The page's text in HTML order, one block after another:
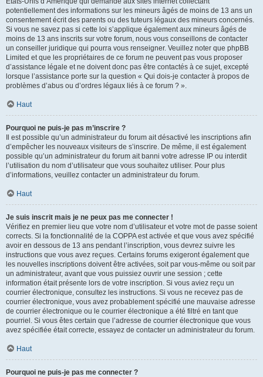
potentiellement des informations sur les mineurs âgés de moins de 13 ans un
consentement écrit des parents ou des tuteurs légaux des mineurs concernés.
Si vous ne savez pas si cette loi s’applique également aux mineurs âgés de
moins de 13 ans inscrits sur votre forum, nous vous conseillons de contacter
un conseiller juridique qui pourra vous renseigner. Veuillez noter que phpBB
Limited et que les propriétaires de ce forum ne peuvent pas vous proposer
d’assistance légale et ne doivent donc pas être contactés à ce sujet, excepté
lorsque l’assistance porte sur la question « Qui dois-je contacter à propos de
problèmes d’abus ou d’ordres légaux liés à ce forum ? ».
Haut
Pourquoi ne puis-je pas m’inscrire ?
Il est possible qu’un administrateur du forum ait désactivé les inscriptions afin
d’empêcher les nouveaux visiteurs de s’inscrire. De même, il est également
possible qu’un administrateur du forum ait banni votre adresse IP ou interdit
l’utilisation du nom d’utilisateur que vous souhaitez utiliser. Pour plus
d’informations, veuillez contacter un administrateur du forum.
Haut
Je suis inscrit mais je ne peux pas me connecter !
Vérifiez en premier lieu que votre nom d’utilisateur et votre mot de passe soient
corrects. Si la fonctionnalité de la COPPA est activée et que vous avez spécifié
avoir en dessous de 13 ans pendant l’inscription, vous devrez suivre les
instructions que vous avez reçues. Certains forums exigeront également que
les nouvelles inscriptions doivent être activées, soit par vous-même ou soit par
un administrateur, avant que vous puissiez ouvrir une session ; cette
information était présente lors de votre inscription. Si vous aviez reçu un
courrier électronique, consultez les instructions. Si vous ne recevez pas de
courrier électronique, vous avez probablement spécifié une mauvaise adresse
de courrier électronique ou le courrier électronique a été filtré en tant que
pourriel. Si vous êtes certain que l’adresse de courrier électronique que vous
avez spécifiée était correcte, essayez de contacter un administrateur du forum.
Haut
Pourquoi ne puis-je pas me connecter ?